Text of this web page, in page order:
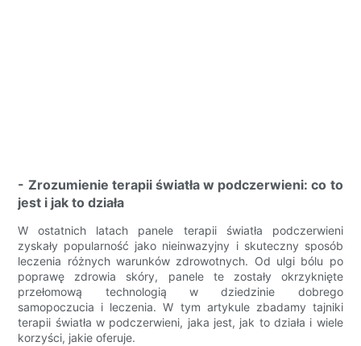
- Zrozumienie terapii światła w podczerwieni: co to
jest i jak to działa
W ostatnich latach panele terapii światła podczerwieni
zyskały popularność jako nieinwazyjny i skuteczny sposób
leczenia różnych warunków zdrowotnych. Od ulgi bólu po
poprawę zdrowia skóry, panele te zostały okrzyknięte
przełomową technologią w dziedzinie dobrego
samopoczucia i leczenia. W tym artykule zbadamy tajniki
terapii światła w podczerwieni, jaka jest, jak to działa i wiele
korzyści, jakie oferuje.